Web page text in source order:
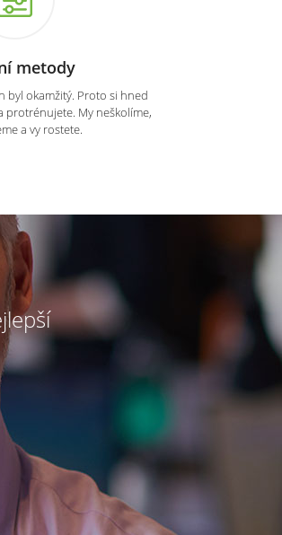
metody
byl okamžitý. Proto si hned
protrénujete. My neškolíme,
a vy rostete.